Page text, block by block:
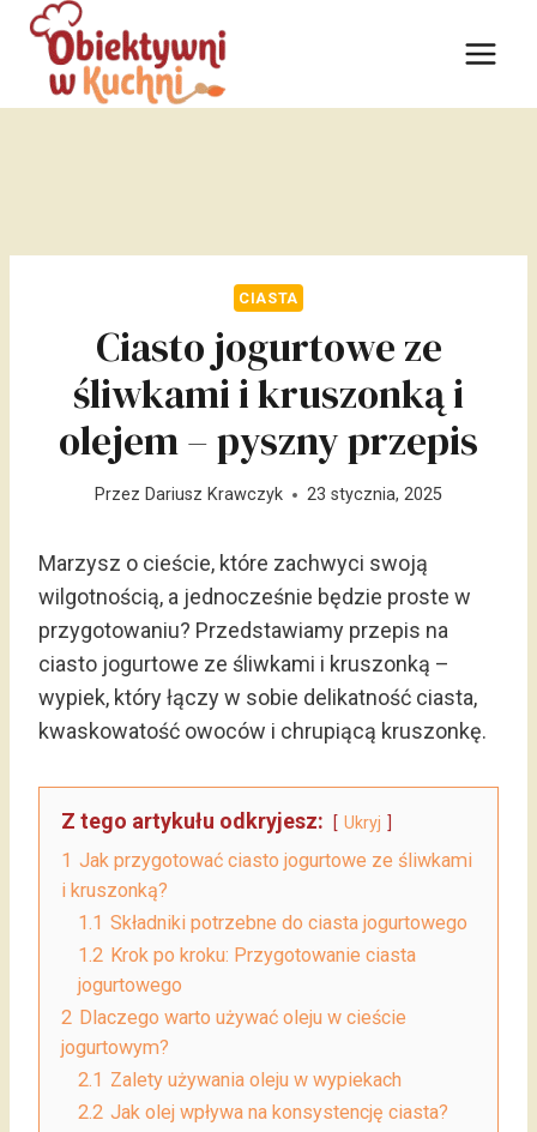
Przejdź
treści
CIASTA
Ciasto jogurtowe ze
śliwkami i kruszonką i
olejem – pyszny przepis
Przez Dariusz Krawczyk 23 stycznia, 2025
Marzysz o cieście, które zachwyci swoją
wilgotnością, a jednocześnie będzie proste w
przygotowaniu? Przedstawiamy przepis na
ciasto jogurtowe ze śliwkami i kruszonką –
wypiek, który łączy w sobie delikatność ciasta,
kwaskowatość owoców i chrupiącą kruszonkę.
Z tego artykułu odkryjesz: Ukryj
1 Jak przygotować ciasto jogurtowe ze śliwkami
i kruszonką?
1.1 Składniki potrzebne do ciasta jogurtowego
1.2 Krok po kroku: Przygotowanie ciasta
jogurtowego
2 Dlaczego warto używać oleju w cieście
jogurtowym?
2.1 Zalety używania oleju w wypiekach
2.2 Jak olej wpływa na konsystencję ciasta?